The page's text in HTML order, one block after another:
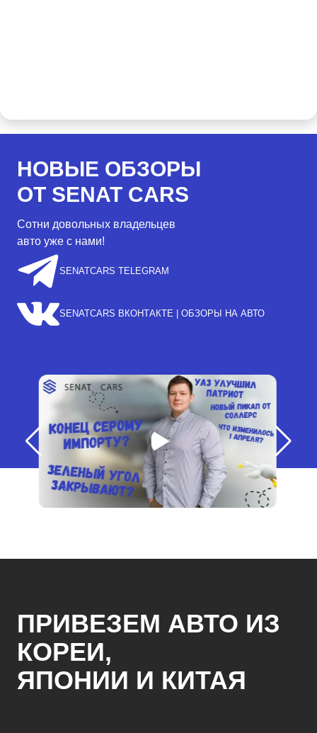
НОВЫЕ ОБЗОРЫ
ОТ SENAT CARS
Сотни довольных владельцев
авто уже с нами!
SENATCARS TELEGRAM
SENATCARS ВКОНТАКТЕ | ОБЗОРЫ НА АВТО
ПРИВЕЗЕМ АВТО ИЗ
КОРЕИ,
ЯПОНИИ И КИТАЯ